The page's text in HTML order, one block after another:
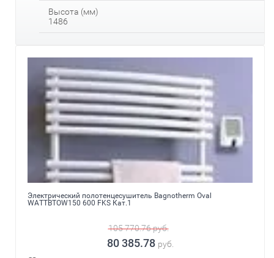
Высота (мм)
1486
Электрический полотенцесушитель Bagnotherm Oval
WATTBTOW150 600 FKS Кат.1
105 770.76руб.
80 385.78 руб.